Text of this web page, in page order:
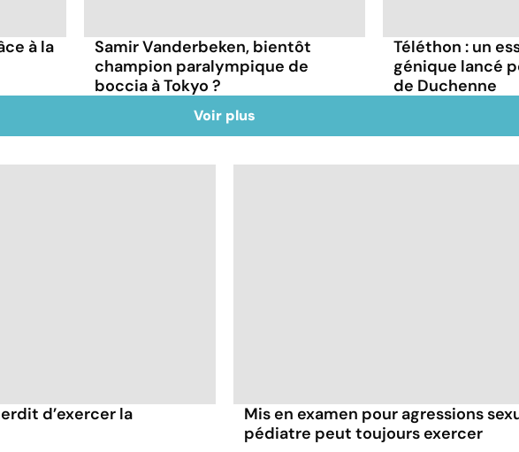
à la
Samir Vanderbeken, bientôt
champion paralympique de
boccia à Tokyo ?
Téléthon : un
génique lancé
de Duchenne
Voir plus
d’exercer la
Mis en examen pour agressions
pédiatre peut toujours exercer